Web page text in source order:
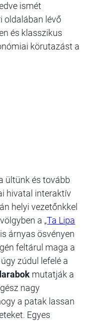
ismét
oldalában lévő
és klasszikus
körutazást a
ültünk és tovább
hivatal interaktív
helyi vezetőnkkel
a „Ta Lipa
árnyas ösvényen
feltárul maga a
zúdul lefelé a
mutatják a
nagy
a patak lassan
Egyes